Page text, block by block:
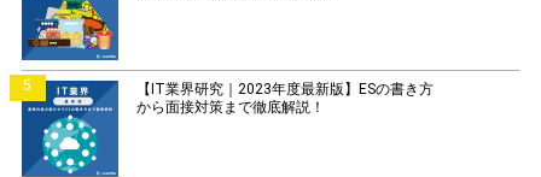
5
【IT業界研究｜2023年度最新版】ESの書き方
から面接対策まで徹底解説！